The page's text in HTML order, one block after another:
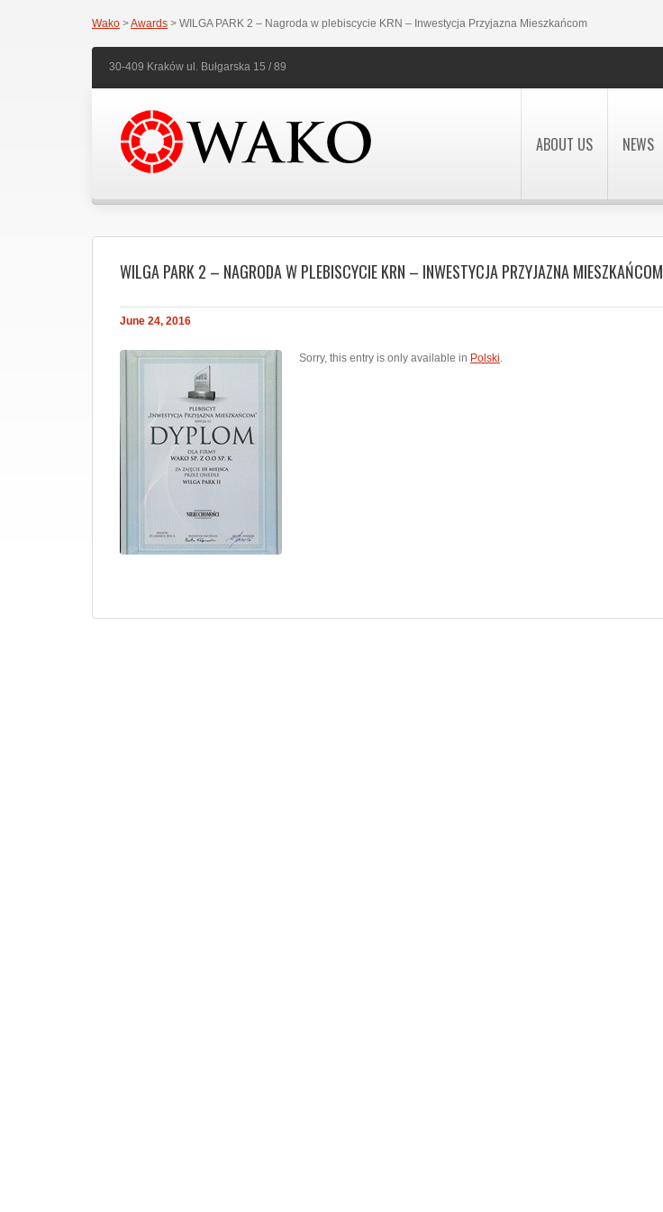
Wako >Awards > WILGA PARK 2 – Nagroda w plebiscycie KRN – Inwestycja Przyjazna Mieszkańcom
30-409 Kraków ul. Bułgarska 15 / 89
ABOUT US NEWS
WILGA PARK 2 – NAGRODA W PLEBISCYCIE KRN – INWESTYCJA PRZYJAZNA MIESZKAŃCOM
June 24, 2016
Sorry, this entry is only available in Polski.